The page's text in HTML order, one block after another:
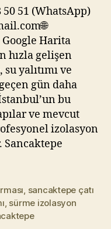
Firması
50 51 (WhatsApp)
Harita
hızla gelişen
yalıtımı ve
gün daha
bu
ve mevcut
izolasyon
Sancaktepe
, sancaktepe çatı
, sürme izolasyon